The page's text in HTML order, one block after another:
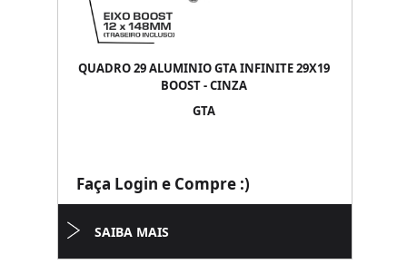
QUADRO 29 ALUMINIO GTA INFINITE 29X19
BOOST - CINZA
GTA
Faça Login e Compre :)
SAIBA MAIS